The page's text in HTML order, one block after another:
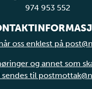
974 953 552
oss enklest på
og annet som
sendes til